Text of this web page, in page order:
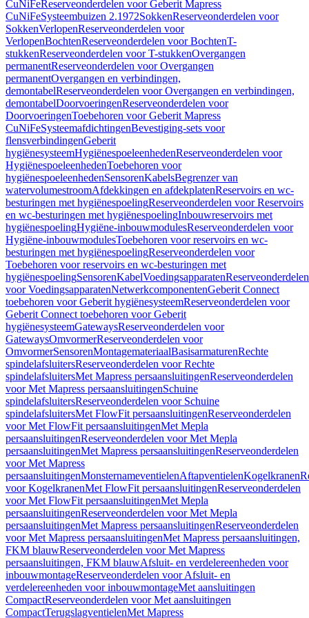
CuNiFeReserveonderdelen voor Geberit Mapress
CuNiFeSysteembuizen 2.1972SokkenReserveonderdelen voor
SokkenVerlopenReserveonderdelen voor
VerlopenBochtenReserveonderdelen voor BochtenT-
stukkenReserveonderdelen voor T-stukkenOvergangen
permanentReserveonderdelen voor Overgangen
permanentOvergangen en verbindingen,
demontabelReserveonderdelen voor Overgangen en verbindingen,
demontabelDoorvoeringenReserveonderdelen voor
DoorvoeringenToebehoren voor Geberit Mapress
CuNiFeSysteemafdichtingenBevestiging-sets voor
flensverbindingenGeberit
hygiënesysteemHygiënespoeleenhedenReserveonderdelen voor
HygiënespoeleenhedenToebehoren voor
hygiënespoeleenhedenSensorenKabelsBegrenzer van
watervolumestroomAfdekkingen en afdekplatenReservoirs en wc-
besturingen met hygiënespoelingReserveonderdelen voor Reservoirs
en wc-besturingen met hygiënespoelingInbouwreservoirs met
hygiënespoelingHygiëne-inbouwmodulesReserveonderdelen voor
Hygiëne-inbouwmodulesToebehoren voor reservoirs en wc-
besturingen met hygiënespoelingReserveonderdelen voor
Toebehoren voor reservoirs en wc-besturingen met
hygiënespoelingSensorenKabelVoedingsapparatenReserveonderdelen
voor VoedingsapparatenNetwerkcomponentenGeberit Connect
toebehoren voor Geberit hygiënesysteemReserveonderdelen voor
Geberit Connect toebehoren voor Geberit
hygiënesysteemGatewaysReserveonderdelen voor
GatewaysOmvormerReserveonderdelen voor
OmvormerSensorenMontagemateriaalBasisarmaturenRechte
spindelafsluitersReserveonderdelen voor Rechte
spindelafsluitersMet Mapress persaansluitingenReserveonderdelen
voor Met Mapress persaansluitingenSchuine
spindelafsluitersReserveonderdelen voor Schuine
spindelafsluitersMet FlowFit persaansluitingenReserveonderdelen
voor Met FlowFit persaansluitingenMet Mepla
persaansluitingenReserveonderdelen voor Met Mepla
persaansluitingenMet Mapress persaansluitingenReserveonderdelen
voor Met Mapress
persaansluitingenMonsternameventielenAftapventielenKogelkranen
voor KogelkranenMet FlowFit persaansluitingenReserveonderdelen
voor Met FlowFit persaansluitingenMet Mepla
persaansluitingenReserveonderdelen voor Met Mepla
persaansluitingenMet Mapress persaansluitingenReserveonderdelen
voor Met Mapress persaansluitingenMet Mapress persaansluitingen,
FKM blauwReserveonderdelen voor Met Mapress
persaansluitingen, FKM blauwAfsluit- en verdelereenheden voor
inbouwmontageReserveonderdelen voor Afsluit- en
verdelereenheden voor inbouwmontageMet aansluitingen
CompactReserveonderdelen voor Met aansluitingen
CompactTerugslagventielenMet Mapress